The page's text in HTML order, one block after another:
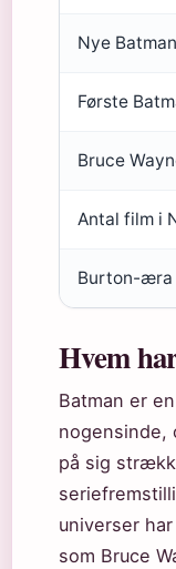
Nye
Første
Bruce
Antal film i
Burton-æra
Hvem
Batman er
nogensinde,
på sig
universer
som Bruce